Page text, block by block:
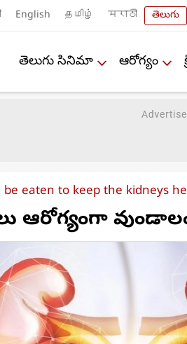
English தமிழ் मराठी తెలుగు
తెలుగు సినిమా ఆరోగ్యం
be eaten to keep the kidneys
ఆరోగ్యంగా